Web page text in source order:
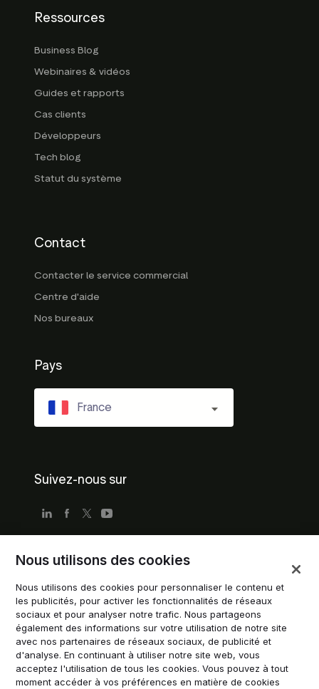
Ressources
Business Blog
Webinaires & vidéos
Guides et rapports
Cas clients
Développeurs
Tech blog
Statut du système
Contact
Contacter le service commercial
Centre d'aide
Nos bureaux
Pays
France
Suivez-nous sur
Politique de confidentialité
Conditions d'utilisation pour les entreprises
Directives de marque déposée
Gérer les cookies
Modern Slavery Statement
Nous utilisons des cookies
Nous utilisons des cookies pour personnaliser le contenu et
les publicités, pour activer les fonctionnalités de réseaux
sociaux et pour analyser notre trafic. Nous partageons
également des informations sur votre utilisation de notre site
avec nos partenaires de réseaux sociaux, de publicité et
d'analyse. En continuant à utiliser notre site web, vous
acceptez l'utilisation de tous les cookies. Vous pouvez à tout
moment accéder à vos préférences en matière de cookies